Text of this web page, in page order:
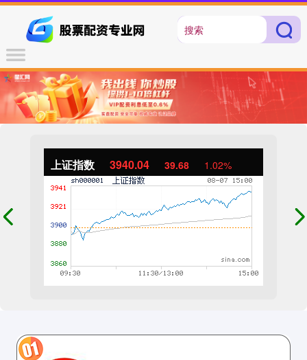
上证指数 3940.04 39.68 1.02%